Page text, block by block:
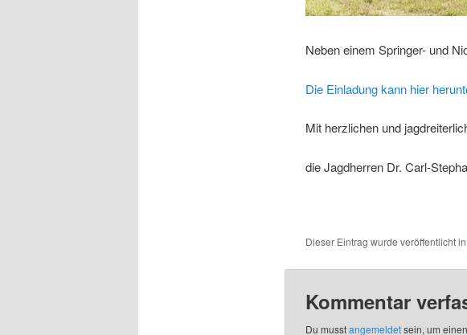
Neben einem Springer- und
Die Einladung kann hier
Mit herzlichen und
die Jagdherren Dr. Carl-
Dieser Eintrag wurde veröffentlicht in
Kommentar
Du musstangemeldetsein, um